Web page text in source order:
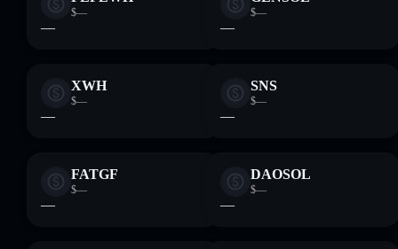
$—
—
$—
—
XWH
$—
—
SNS
$—
—
FATGF
$—
—
DAOSOL
$—
—